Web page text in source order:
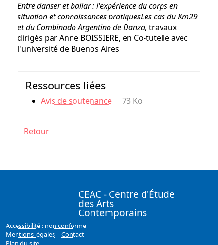
Entre danser et bailar : l'expérience du corps en
situation et connaissances pratiquesLes cas du Km29
et du Combinado Argentino de Danza, travaux
dirigés par Anne BOISSIERE, en Co-tutelle avec
l'université de Buenos Aires
Ressources liées
Avis de soutenance 73 Ko
Retour
CEAC - Centre d'Étude
des Arts
Contemporains
Accessibilité : non conforme
Mentions légales | Contact
Plan du site